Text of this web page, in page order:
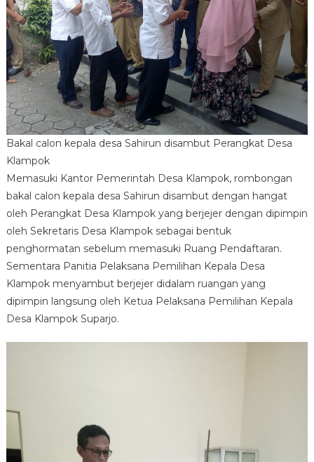
Bakal calon kepala desa Sahirun disambut Perangkat Desa
Klampok
Memasuki Kantor Pemerintah Desa Klampok, rombongan
bakal calon kepala desa Sahirun disambut dengan hangat
oleh Perangkat Desa Klampok yang berjejer dengan dipimpin
oleh Sekretaris Desa Klampok sebagai bentuk
penghormatan sebelum memasuki Ruang Pendaftaran.
Sementara Panitia Pelaksana Pemilihan Kepala Desa
Klampok menyambut berjejer didalam ruangan yang
dipimpin langsung oleh Ketua Pelaksana Pemilihan Kepala
Desa Klampok Suparjo.